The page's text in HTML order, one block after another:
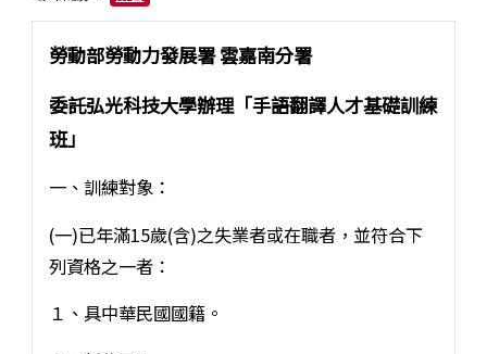
勞動部勞動力發展署 雲嘉南分署
委託弘光科技大學辦理「手語翻譯人才基礎訓練
班」
一、訓練對象：
(一)已年滿15歲(含)之失業者或在職者，並符合下
列資格之一者：
１、具中華民國國籍。